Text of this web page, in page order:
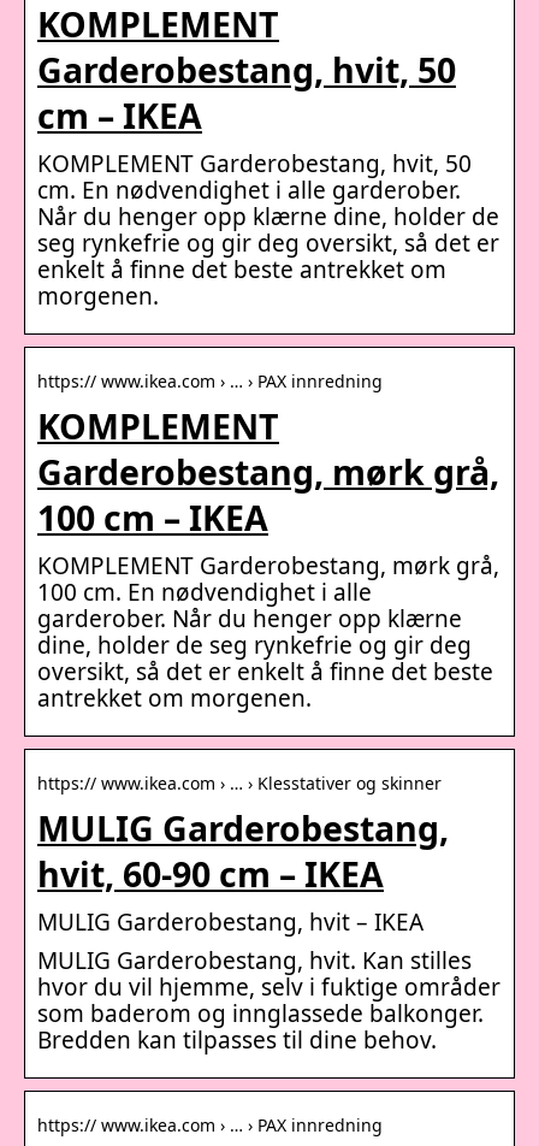
KOMPLEMENT
Garderobestang, hvit, 50
cm – IKEA
KOMPLEMENT Garderobestang, hvit, 50
cm. En nødvendighet i alle garderober.
Når du henger opp klærne dine, holder de
seg rynkefrie og gir deg oversikt, så det er
enkelt å finne det beste antrekket om
morgenen.
https:// www.ikea.com › … › PAX innredning
KOMPLEMENT
Garderobestang, mørk grå,
100 cm – IKEA
KOMPLEMENT Garderobestang, mørk grå,
100 cm. En nødvendighet i alle
garderober. Når du henger opp klærne
dine, holder de seg rynkefrie og gir deg
oversikt, så det er enkelt å finne det beste
antrekket om morgenen.
https:// www.ikea.com › … › Klesstativer og skinner
MULIG Garderobestang,
hvit, 60-90 cm – IKEA
MULIG Garderobestang, hvit – IKEA
MULIG Garderobestang, hvit. Kan stilles
hvor du vil hjemme, selv i fuktige områder
som baderom og innglassede balkonger.
Bredden kan tilpasses til dine behov.
https:// www.ikea.com › … › PAX innredning